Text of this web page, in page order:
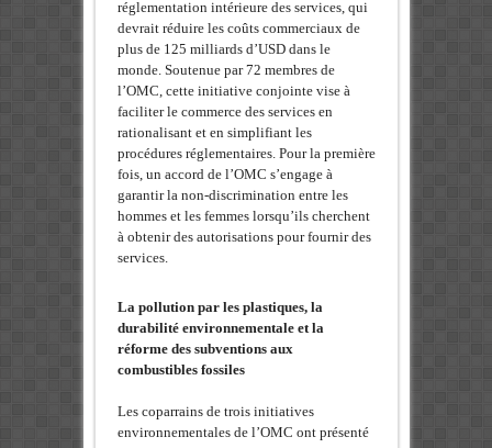
réglementation intérieure des services, qui
devrait réduire les coûts commerciaux de
plus de 125 milliards d’USD dans le
monde. Soutenue par 72 membres de
l’OMC, cette initiative conjointe vise à
faciliter le commerce des services en
rationalisant et en simplifiant les
procédures réglementaires. Pour la première
fois, un accord de l’OMC s’engage à
garantir la non-discrimination entre les
hommes et les femmes lorsqu’ils cherchent
à obtenir des autorisations pour fournir des
services.
La pollution par les plastiques, la
durabilité environnementale et la
réforme des subventions aux
combustibles fossiles
Les coparrains de trois initiatives
environnementales de l’OMC ont présenté